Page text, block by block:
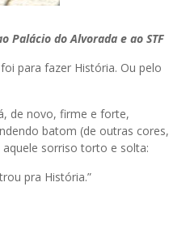
Palácio do Alvorada e ao STF
para fazer História. Ou pelo
de novo, firme e forte,
batom (de outras cores,
sorriso torto e solta:
pra História.”